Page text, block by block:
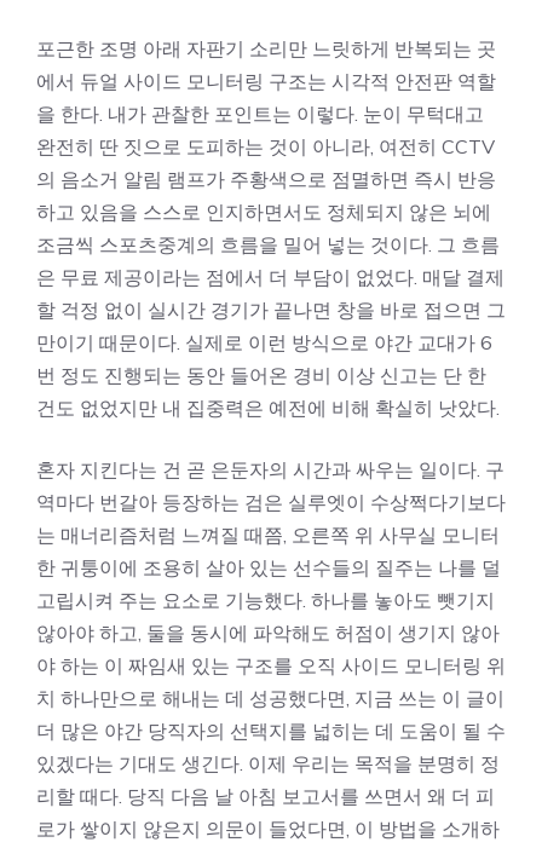
포근한 조명 아래 자판기 소리만 느릿하게 반복되는 곳
에서 듀얼 사이드 모니터링 구조는 시각적 안전판 역할
을 한다. 내가 관찰한 포인트는 이렇다. 눈이 무턱대고
완전히 딴 짓으로 도피하는 것이 아니라, 여전히 CCTV
의 음소거 알림 램프가 주황색으로 점멸하면 즉시 반응
하고 있음을 스스로 인지하면서도 정체되지 않은 뇌에
조금씩 스포츠중계의 흐름을 밀어 넣는 것이다. 그 흐름
은 무료 제공이라는 점에서 더 부담이 없었다. 매달 결제
할 걱정 없이 실시간 경기가 끝나면 창을 바로 접으면 그
만이기 때문이다. 실제로 이런 방식으로 야간 교대가 6
번 정도 진행되는 동안 들어온 경비 이상 신고는 단 한
건도 없었지만 내 집중력은 예전에 비해 확실히 낫았다.
혼자 지킨다는 건 곧 은둔자의 시간과 싸우는 일이다. 구
역마다 번갈아 등장하는 검은 실루엣이 수상쩍다기보다
는 매너리즘처럼 느껴질 때쯤, 오른쪽 위 사무실 모니터
한 귀퉁이에 조용히 살아 있는 선수들의 질주는 나를 덜
고립시켜 주는 요소로 기능했다. 하나를 놓아도 뺏기지
않아야 하고, 둘을 동시에 파악해도 허점이 생기지 않아
야 하는 이 짜임새 있는 구조를 오직 사이드 모니터링 위
치 하나만으로 해내는 데 성공했다면, 지금 쓰는 이 글이
더 많은 야간 당직자의 선택지를 넓히는 데 도움이 될 수
있겠다는 기대도 생긴다. 이제 우리는 목적을 분명히 정
리할 때다. 당직 다음 날 아침 보고서를 쓰면서 왜 더 피
로가 쌓이지 않은지 의문이 들었다면, 이 방법을 소개하